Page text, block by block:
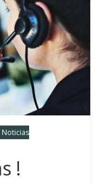
Noticias
!